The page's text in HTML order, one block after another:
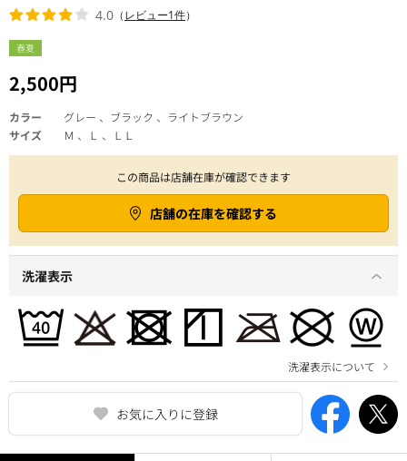
春夏
2,500円
4.0 （レビュー1件）
お気に入りに登録
カラー
グレー 、ブラック 、ライトブラウン
サイズ
Ｍ 、Ｌ 、ＬＬ
この商品は店舗在庫が確認できます
店舗の在庫を確認する
洗濯表示
洗濯表示について